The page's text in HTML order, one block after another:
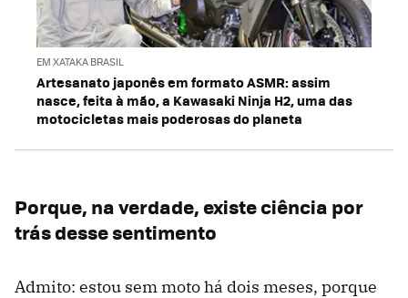
EM XATAKA BRASIL
Artesanato japonês em formato ASMR: assim
nasce, feita à mão, a Kawasaki Ninja H2, uma das
motocicletas mais poderosas do planeta
Porque, na verdade, existe ciência por
trás desse sentimento
Admito: estou sem moto há dois meses, porque